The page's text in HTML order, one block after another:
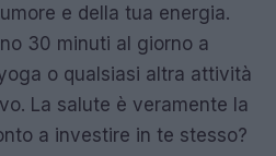
e della tua energia.
30 minuti al giorno a
o qualsiasi altra attività
La salute è veramente la
a investire in te stesso?